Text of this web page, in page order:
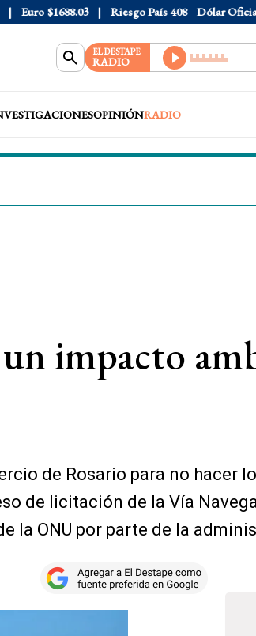
Euro $1688.03 Riesgo País 408 Dólar Oficial
EL DESTAPE
RADIO
OPINIÓNRADIO
impacto
de Rosario para no hacer
de licitación de la Vía
la ONU por parte de la